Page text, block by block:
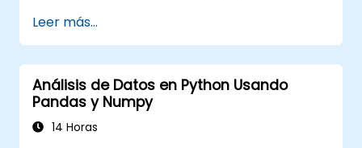
aplicaciones que involucran datos de
imágenes, música, texto y financieros.
Aprovechar al máximo el potencial de los
algoritmos en Python.
Utilizar bibliotecas y paquetes como
NumPy y Theano.
Leer más...
Análisis de Datos en Python Usando
Pandas y Numpy
14 Horas